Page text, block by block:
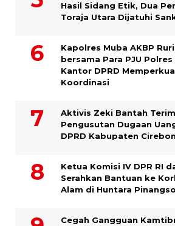
Hasil Sidang Etik, Dua
Toraja Utara Dijatuhi
Kapolres Muba AKBP
bersama Para PJU
Kantor DPRD
Koordinasi
Aktivis Zeki Bantah
Pengusutan Dugaan
DPRD Kabupaten Cirebon
Ketua Komisi IV DPR RI
Serahkan Bantuan ke
Alam di Huntara
Cegah Gangguan